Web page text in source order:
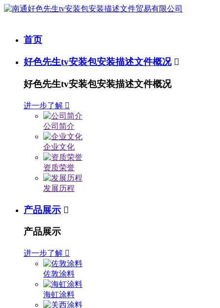
首页
好色先生tv安装包安装描述文件概况 
好色先生tv安装包安装描述文件概况
进一步了解 
公司简介
企业文化
资质荣誉
发展历程
产品展示 
产品展示
进一步了解 
佐敦涂料
海虹涂料